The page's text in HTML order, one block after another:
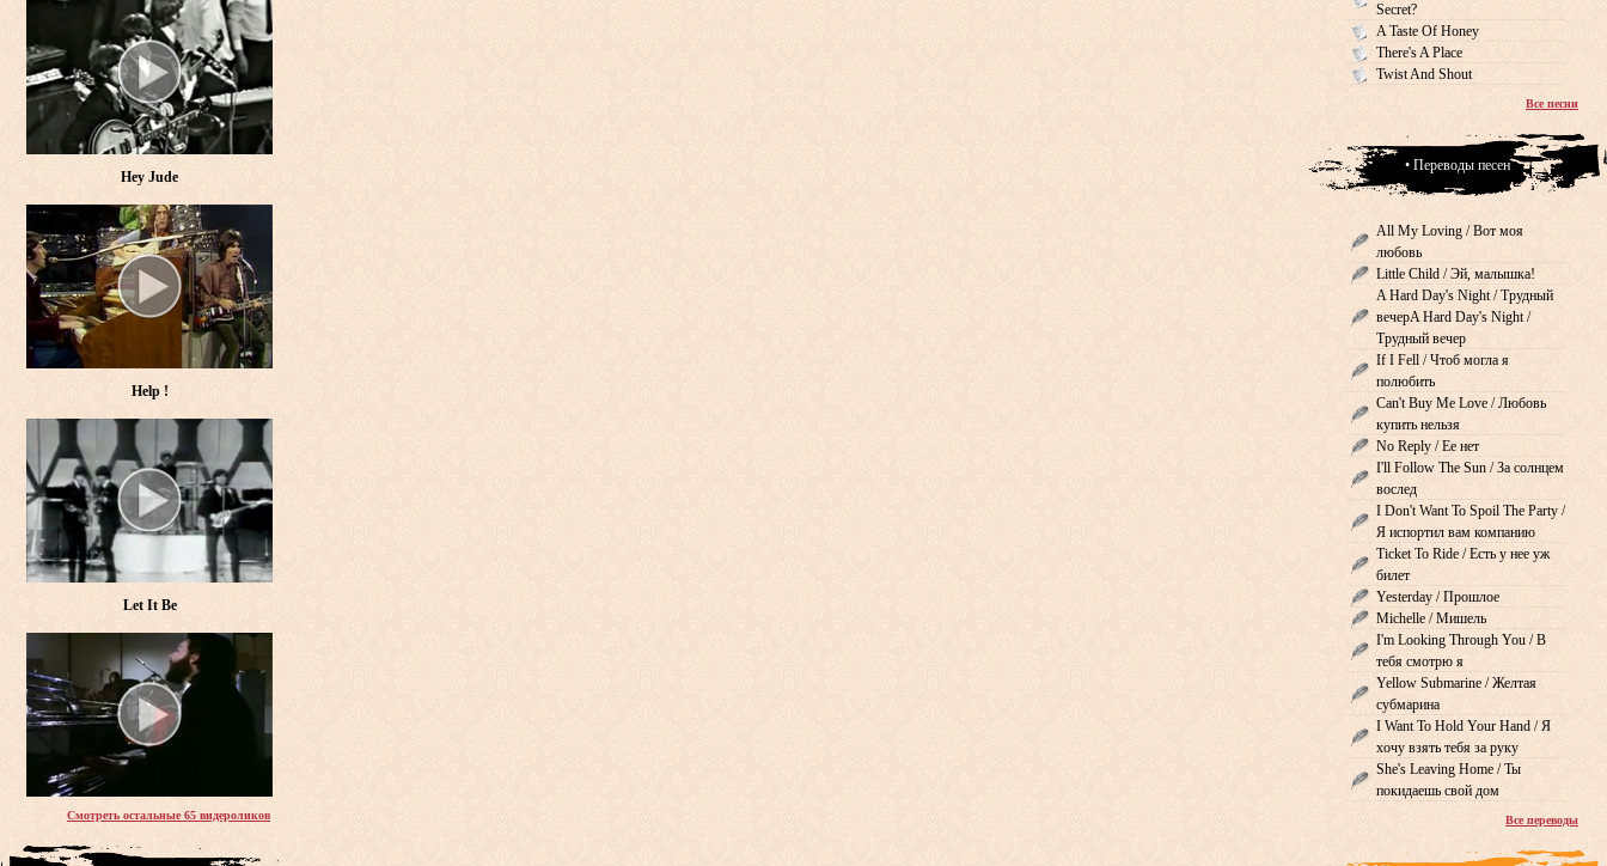
Hey Jude
Help !
Let It Be
Смотреть остальные 65 видероликов
Secret?
A Taste Of Honey
There's A Place
Twist And Shout
Все песни
• Переводы песен
All My Loving / Вот моя
любовь
Little Child / Эй, малышка!
A Hard Day's Night / Трудный
вечерA Hard Day's Night /
Трудный вечер
If I Fell / Чтоб могла я
полюбить
Can't Buy Me Love / Любовь
купить нельзя
No Reply / Ее нет
I'll Follow The Sun / За солнцем
вослед
I Don't Want To Spoil The Party /
Я испортил вам компанию
Ticket To Ride / Есть у нее уж
билет
Yesterday / Прошлое
Michelle / Мишель
I'm Looking Through You / В
тебя смотрю я
Yellow Submarine / Желтая
субмарина
I Want To Hold Your Hand / Я
хочу взять тебя за руку
She's Leaving Home / Ты
покидаешь свой дом
Все переводы